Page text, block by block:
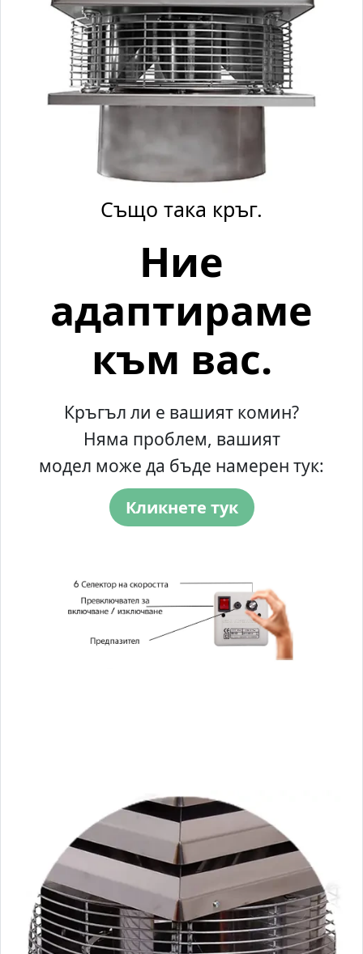
Също така кръг.
Ние
адаптираме
към вас.
Кръгъл ли е вашият комин?
Няма проблем, вашият
модел може да бъде намерен тук:
Кликнете тук